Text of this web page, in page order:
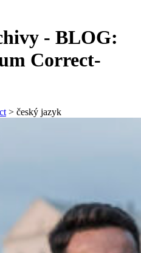
- BLOG:
Correct-
> český jazyk